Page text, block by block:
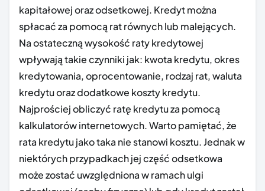
kapitałowej oraz odsetkowej. Kredyt można
spłacać za pomocą rat równych lub malejących.
Na ostateczną wysokość raty kredytowej
wpływają takie czynniki jak: kwota kredytu, okres
kredytowania, oprocentowanie, rodzaj rat, waluta
kredytu oraz dodatkowe koszty kredytu.
Najprościej obliczyć ratę kredytu za pomocą
kalkulatorów internetowych. Warto pamiętać, że
rata kredytu jako taka nie stanowi kosztu. Jednak w
niektórych przypadkach jej część odsetkowa
może zostać uwzględniona w ramach ulgi